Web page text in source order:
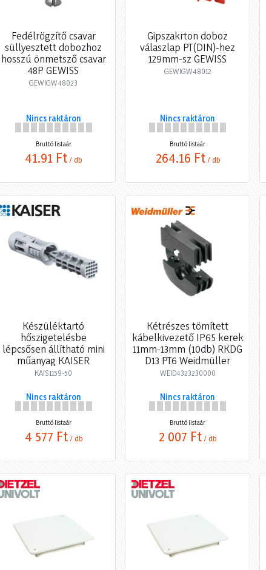
Fedélrögzítő csavar
süllyesztett dobozhoz
hosszú önmetsző csavar
48P GEWISS
GEWIGW48023
Nincs raktáron
Bruttó listaár
41,91 Ft / db
Gipszakrton doboz
válaszlap PT(DIN)-hez
129mm-sz GEWISS
GEWIGW48012
Nincs raktáron
Bruttó listaár
264,16 Ft / db
Készüléktartó
hőszigetelésbe
lépcsősen állítható mini
műanyag KAISER
KAIS1159-50
Nincs raktáron
Bruttó listaár
4 577 Ft / db
Kétrészes tömített
kábelkivezető IP65 kerek
11mm-13mm (10db) RKDG
D13 PT6 Weidmüller
WEID4323230000
Nincs raktáron
Bruttó listaár
2 007 Ft / db